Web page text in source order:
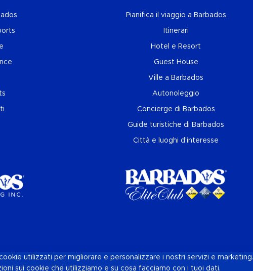
Pianifica il viaggio a Barbados
Itinerari
Hotel e Resort
Guest House
Ville a Barbados
Autonoleggio
Concierge di Barbados
Guide turistiche di Barbados
Città e luoghi d'interesse
Barbadosand Barbados Tourism Marketing, Inc
utilizzati per migliorare e personalizzare i nostri servizi e
sui cookie che utilizziamo e su cosa facciamo con i tuoi dati.